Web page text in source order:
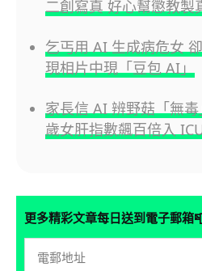
二創寫真 好心幫懲教製
乞丐用 AI 生成病危女
現相片中現「豆包 AI」
家長信 AI 辨野菇「無
歲女肝指數飆百倍入
更多精彩文章每日送到電子郵箱